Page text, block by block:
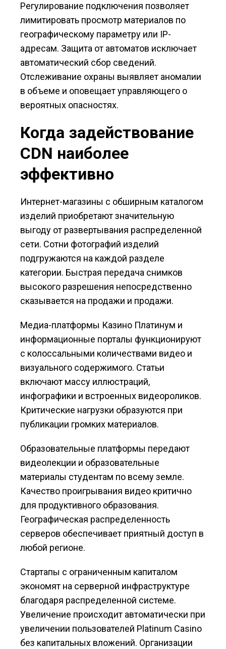
Регулирование подключения позволяет
лимитировать просмотр материалов по
географическому параметру или IP-
адресам. Защита от автоматов исключает
автоматический сбор сведений.
Отслеживание охраны выявляет аномалии
в объеме и оповещает управляющего о
вероятных опасностях.
Когда задействование
CDN наиболее
эффективно
Интернет-магазины с обширным каталогом
изделий приобретают значительную
выгоду от развертывания распределенной
сети. Сотни фотографий изделий
подгружаются на каждой разделе
категории. Быстрая передача снимков
высокого разрешения непосредственно
сказывается на продажи и продажи.
Медиа-платформы Казино Платинум и
информационные порталы функционируют
с колоссальными количествами видео и
визуального содержимого. Статьи
включают массу иллюстраций,
инфографики и встроенных видеороликов.
Критические нагрузки образуются при
публикации громких материалов.
Образовательные платформы передают
видеолекции и образовательные
материалы студентам по всему земле.
Качество проигрывания видео критично
для продуктивного образования.
Географическая распределенность
серверов обеспечивает приятный доступ в
любой регионе.
Стартапы с ограниченным капиталом
экономят на серверной инфраструктуре
благодаря распределенной системе.
Увеличение происходит автоматически при
увеличении пользователей Platinum Casino
без капитальных вложений. Организации